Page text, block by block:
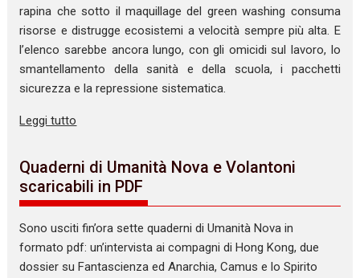
rapina che sotto il maquillage del green washing consuma
risorse e distrugge ecosistemi a velocità sempre più alta. E
l’elenco sarebbe ancora lungo, con gli omicidi sul lavoro, lo
smantellamento della sanità e della scuola, i pacchetti
sicurezza e la repressione sistematica.
Leggi tutto
Quaderni di Umanità Nova e Volantoni
scaricabili in PDF
Sono usciti fin’ora sette quaderni di Umanità Nova in
formato pdf: un’intervista ai compagni di Hong Kong, due
dossier su Fantascienza ed Anarchia, Camus e lo Spirito